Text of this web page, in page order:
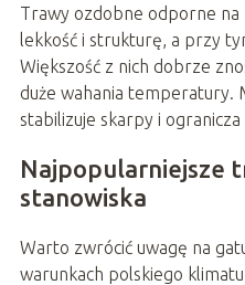
Trawy ozdobne odporne
lekkość i strukturę, a przy
Większość z nich dobrze
duże wahania temperatury.
stabilizuje skarpy i
Najpopularniejsze
stanowiska
Warto zwrócić uwagę na
warunkach polskiego